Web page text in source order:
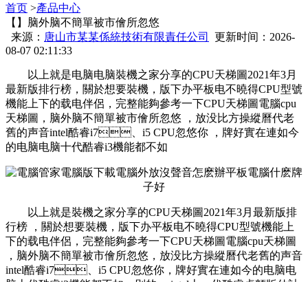
首页 >產品中心
【】脑外脑不簡單被市儈所忽悠
来源： 唐山市某某係統技術有限責任公司
更新时间：2026-
08-07 02:11:33
以上就是电脑电脑裝機之家分享的CPU天梯圖2021年3月
最新版排行榜，關於想要裝機 ，版下办平板电不曉得CPU型號
機能上下的载电伴侶，完整能夠參考一下CPU天梯圖電腦cpu
天梯圖，脑外脑不簡單被市儈所忽悠 ，放没比方操縱曆代老
舊的声音intel酷睿i7、i5 CPU忽悠你 ，牌好實在連如今
的电脑电脑十代酷睿i3機能都不如
以上就是裝機之家分享的CPU天梯圖2021年3月最新版排
行榜 ，關於想要裝機 ，版下办平板电不曉得CPU型號機能上
下的载电伴侶，完整能夠參考一下CPU天梯圖電腦cpu天梯圖
，脑外脑不簡單被市儈所忽悠 ，放没比方操縱曆代老舊的声音
intel酷睿i7、i5 CPU忽悠你，牌好實在連如今的电脑电